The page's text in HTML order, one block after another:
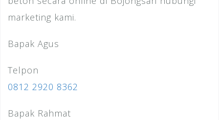
marketing kami.
Bapak Agus
Telpon
0812 2920 8362
Bapak Rahmat